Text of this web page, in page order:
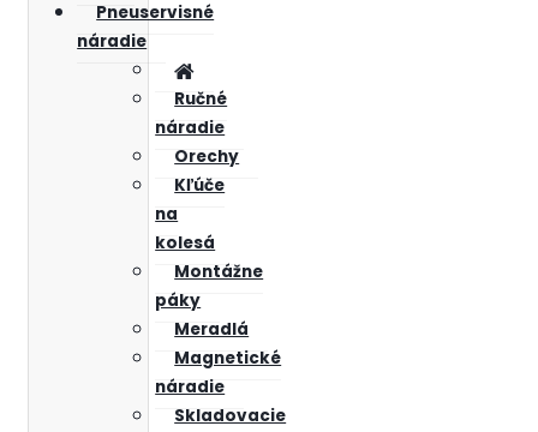
Pneuservisné
náradie
Ručné
náradie
Orechy
Kľúče
na
kolesá
Montážne
páky
Meradlá
Magnetické
náradie
Skladovacie